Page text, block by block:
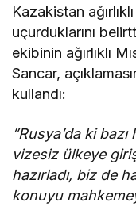
Kazakistan
uçurduklarını
ekibinin ağırlıklı
Sancar,
kullandı:
”Rusya’da ki
vizesiz ülkeye
hazırladı, biz de
konuyu